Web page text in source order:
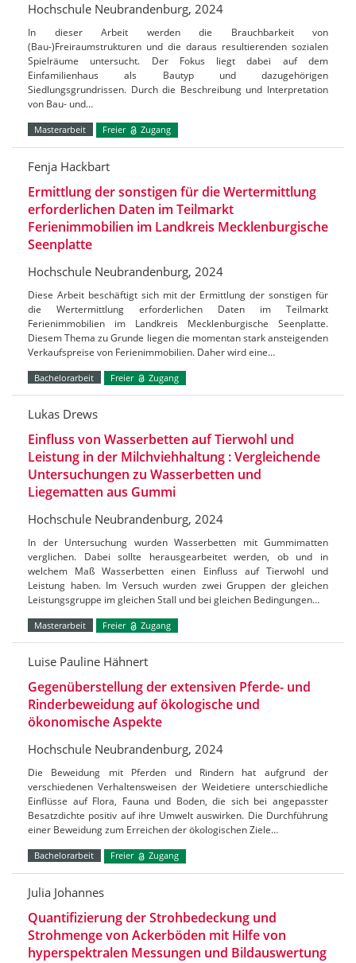
Hochschule Neubrandenburg, 2024
In dieser Arbeit werden die Brauchbarkeit von
(Bau-)Freiraumstrukturen und die daraus resultierenden sozialen
Spielräume untersucht. Der Fokus liegt dabei auf dem
Einfamilienhaus als Bautyp und dazugehörigen
Siedlungsgrundrissen. Durch die Beschreibung und Interpretation
von Bau- und…
Masterarbeit Freier Zugang
Fenja Hackbart
Ermittlung der sonstigen für die Wertermittlung
erforderlichen Daten im Teilmarkt
Ferienimmobilien im Landkreis Mecklenburgische
Seenplatte
Hochschule Neubrandenburg, 2024
Diese Arbeit beschäftigt sich mit der Ermittlung der sonstigen für
die Wertermittlung erforderlichen Daten im Teilmarkt
Ferienimmobilien im Landkreis Mecklenburgische Seenplatte.
Diesem Thema zu Grunde liegen die momentan stark ansteigenden
Verkaufspreise von Ferienimmobilien. Daher wird eine…
Bachelorarbeit Freier Zugang
Lukas Drews
Einfluss von Wasserbetten auf Tierwohl und
Leistung in der Milchviehhaltung : Vergleichende
Untersuchungen zu Wasserbetten und
Liegematten aus Gummi
Hochschule Neubrandenburg, 2024
In der Untersuchung wurden Wasserbetten mit Gummimatten
verglichen. Dabei sollte herausgearbeitet werden, ob und in
welchem Maß Wasserbetten einen Einfluss auf Tierwohl und
Leistung haben. Im Versuch wurden zwei Gruppen der gleichen
Leistungsgruppe im gleichen Stall und bei gleichen Bedingungen…
Masterarbeit Freier Zugang
Luise Pauline Hähnert
Gegenüberstellung der extensiven Pferde- und
Rinderbeweidung auf ökologische und
ökonomische Aspekte
Hochschule Neubrandenburg, 2024
Die Beweidung mit Pferden und Rindern hat aufgrund der
verschiedenen Verhaltensweisen der Weidetiere unterschiedliche
Einflüsse auf Flora, Fauna und Boden, die sich bei angepasster
Besatzdichte positiv auf ihre Umwelt auswirken. Die Durchführung
einer Beweidung zum Erreichen der ökologischen Ziele…
Bachelorarbeit Freier Zugang
Julia Johannes
Quantifizierung der Strohbedeckung und
Strohmenge von Ackerböden mit Hilfe von
hyperspektralen Messungen und Bildauswertung